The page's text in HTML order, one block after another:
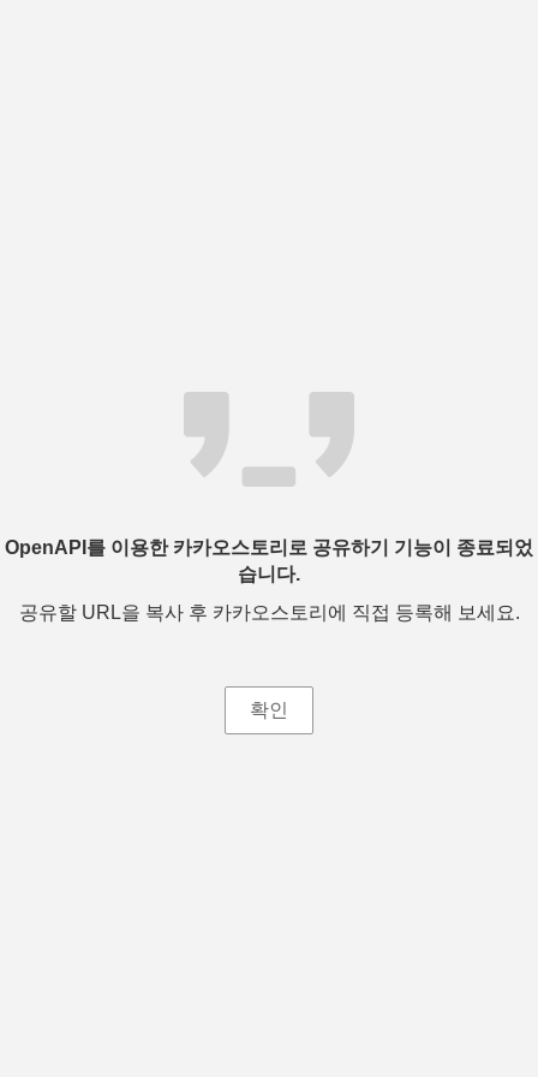
OpenAPI를 이용한 카카오스토리로 공유하기 기능이 종료되었
습니다.
공유할 URL을 복사 후 카카오스토리에 직접 등록해 보세요.
확인